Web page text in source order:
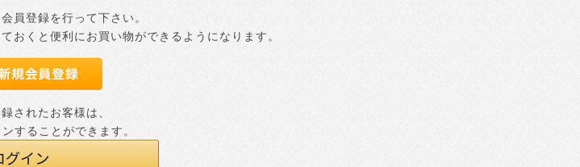
員登録を行って下さい。
おくと便利にお買い物ができるようになります。
されたお客様は、
することができます。